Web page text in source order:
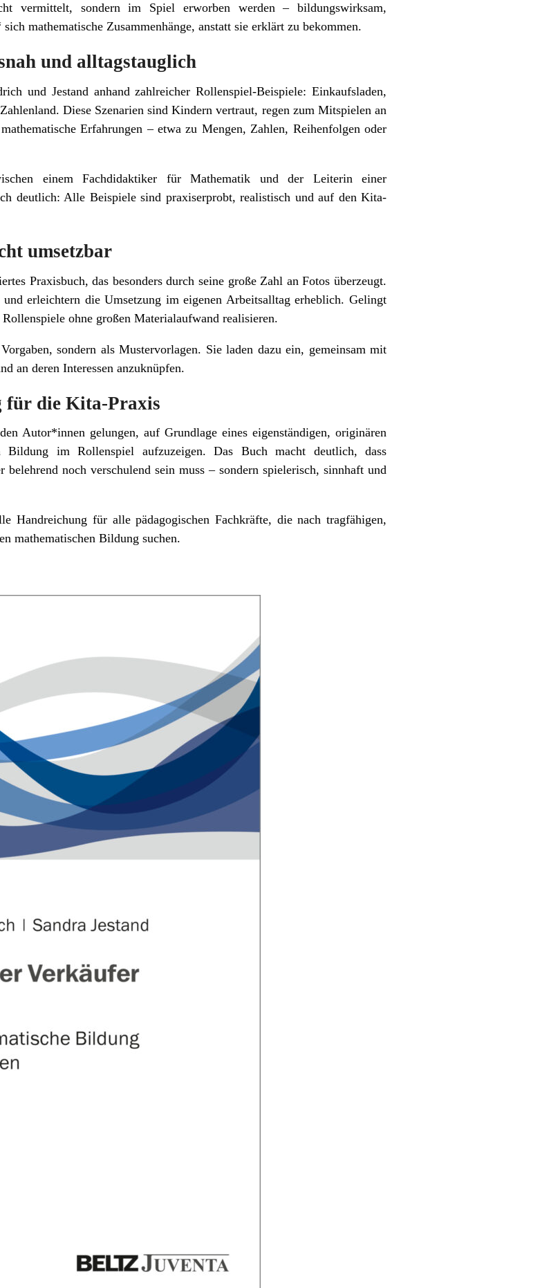
vermittelt, sondern im Spiel erworben werden – bildungswirksam,
mathematische Zusammenhänge, anstatt sie erklärt zu bekommen.
und alltagstauglich
und Jestand anhand zahlreicher Rollenspiel-Beispiele: Einkaufsladen,
Diese Szenarien sind Kindern vertraut, regen zum Mitspielen an
Erfahrungen – etwa zu Mengen, Zahlen, Reihenfolgen oder
einem Fachdidaktiker für Mathematik und der Leiterin einer
deutlich: Alle Beispiele sind praxiserprobt, realistisch und auf den Kita-
umsetzbar
Praxisbuch, das besonders durch seine große Zahl an Fotos überzeugt.
erleichtern die Umsetzung im eigenen Arbeitsalltag erheblich. Gelingt
ohne großen Materialaufwand realisieren.
sondern als Mustervorlagen. Sie laden dazu ein, gemeinsam mit
an deren Interessen anzuknüpfen.
für die Kita-Praxis
Autor*innen gelungen, auf Grundlage eines eigenständigen, originären
Bildung im Rollenspiel aufzuzeigen. Das Buch macht deutlich, dass
noch verschulend sein muss – sondern spielerisch, sinnhaft und
Handreichung für alle pädagogischen Fachkräfte, die nach tragfähigen,
mathematischen Bildung suchen.